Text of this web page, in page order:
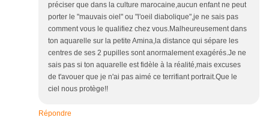
préciser que dans la culture marocaine,aucun enfant ne peut
porter le "mauvais oiel" ou "l'oeil diabolique",je ne sais pas
comment vous le qualifiez chez vous.Malheureusement dans
ton aquarelle sur la petite Amina,la distance qui sépare les
centres de ses 2 pupilles sont anormalement exagérés.Je ne
sais pas si ton aquarelle est fidèle à la réalité,mais excuses
de t'avouer que je n'ai pas aimé ce terrifiant portrait.Que le
ciel nous protège!!
Répondre